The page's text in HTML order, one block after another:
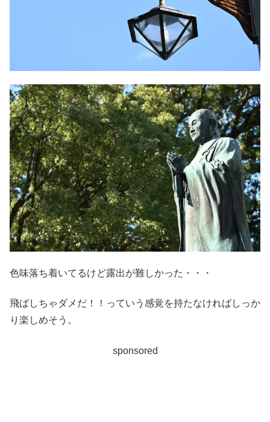
色味落ち着いてるけど露出が難しかった・・・
飛ばしちゃダメだ！！っていう感覚を持たなければしっか
り楽しめそう。
sponsored